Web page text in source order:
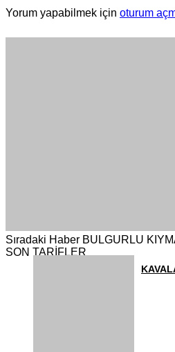
Yorum yapabilmek için oturum
Sıradaki Haber BULGURLU
SON TARİFLER